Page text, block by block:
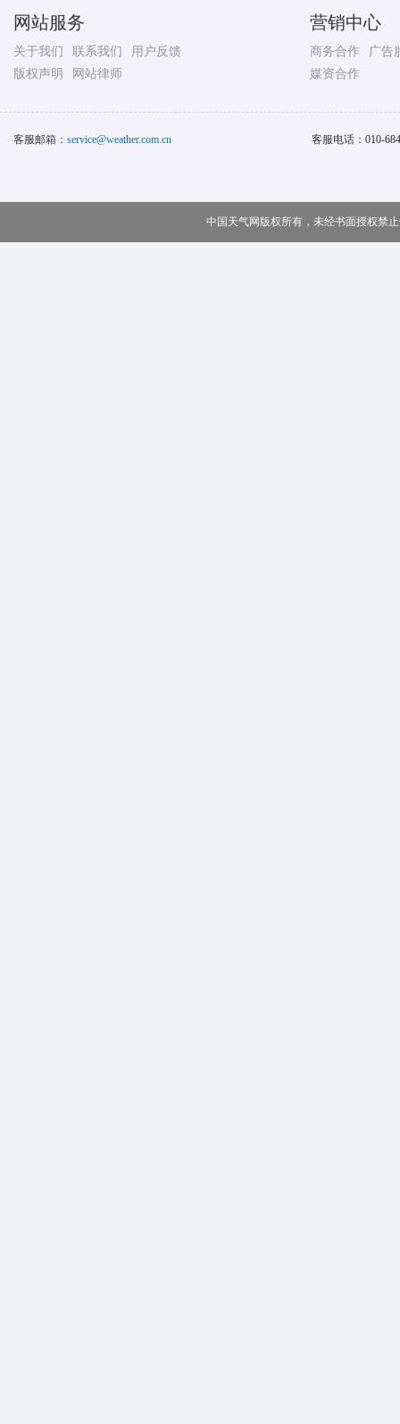
网站服务
关于我们 联系我们
用户反馈
版权声明
网站律师
营销中心
商务合作
广告
媒资合作
客服邮箱： service@weather.com.cn 客服电话： 010-
中国天气网版权所有，未经书面授权